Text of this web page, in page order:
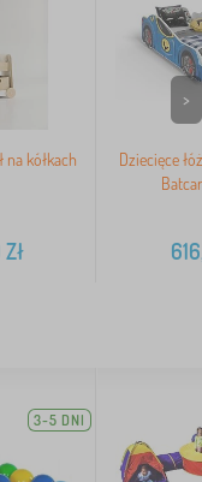
na kółkach
Zł
Dziecięce
>
3-5 DNI